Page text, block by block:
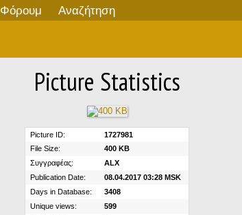
Φόρουμ Αναζήτηση
Picture Statistics
Picture ID:
1727981
File Size:
400 KB
Συγγραφέας:
ALX
Publication Date:
08.04.2017 03:28 MSK
Days in Database:
3408
Unique views:
599